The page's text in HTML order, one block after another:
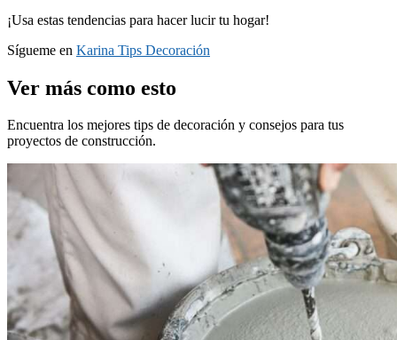
¡Usa estas tendencias para hacer lucir tu hogar!
Sígueme en Karina Tips Decoración
Ver más como esto
Encuentra los mejores tips de decoración y consejos para tus
proyectos de construcción.